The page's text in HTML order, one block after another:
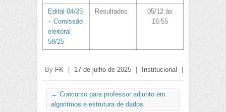
Edital 04/25
– Comissão
eleitoral
58/25
Resultados
05/12 às
16:55
By FK | 17 de julho de 2025 | Institucional |
← Concurso para professor adjunto em
algoritmos e estrutura de dados